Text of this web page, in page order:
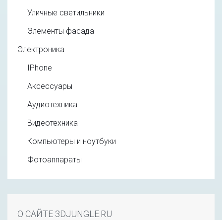
Уличные светильники
Элементы фасада
Электроника
IPhone
Аксессуары
Аудиотехника
Видеотехника
Компьютеры и ноутбуки
Фотоаппараты
О САЙТЕ 3DJUNGLE.RU